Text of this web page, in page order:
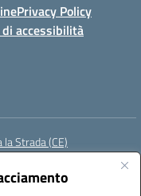
Privacy Policy
accessibilità
Strada (CE)